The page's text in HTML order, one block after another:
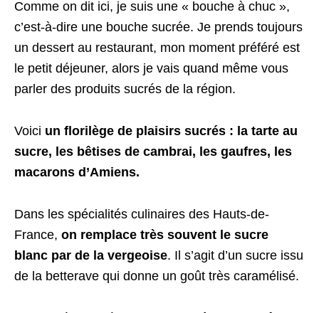
Comme on dit ici, je suis une « bouche à chuc »,
c’est-à-dire une bouche sucrée. Je prends toujours
un dessert au restaurant, mon moment préféré est
le petit déjeuner, alors je vais quand même vous
parler des produits sucrés de la région.
Voici un florilège de plaisirs sucrés : la tarte au
sucre, les bêtises de cambrai, les gaufres, les
macarons d’Amiens.
Dans les spécialités culinaires des Hauts-de-
France, on remplace très souvent le sucre
blanc par de la vergeoise. Il s’agit d’un sucre issu
de la betterave qui donne un goût très caramélisé.